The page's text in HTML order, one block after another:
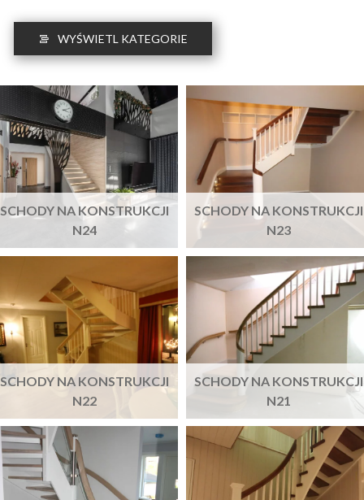
WYŚWIETL KATEGORIE
SCHODY NA KONSTRUKCJI
N24
SCHODY NA KONSTRUKCJI
N23
SCHODY NA KONSTRUKCJI
N22
SCHODY NA KONSTRUKCJI
N21